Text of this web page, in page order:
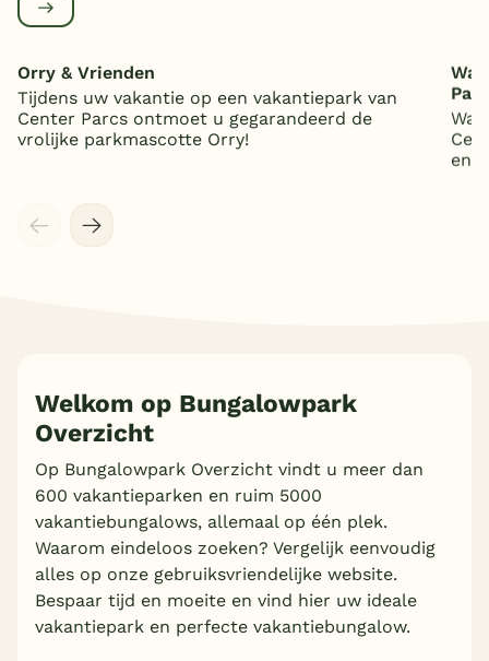
Orry & Vrienden
Tijdens uw vakantie op een vakantiepark van
Center Parcs ontmoet u gegarandeerd de
vrolijke parkmascotte Orry!
Wat
en
Welkom op Bungalowpark
Overzicht
Op Bungalowpark Overzicht vindt u meer dan
600 vakantieparken en ruim 5000
vakantiebungalows, allemaal op één plek.
Waarom eindeloos zoeken? Vergelijk eenvoudig
alles op onze gebruiksvriendelijke website.
Bespaar tijd en moeite en vind hier uw ideale
vakantiepark en perfecte vakantiebungalow.